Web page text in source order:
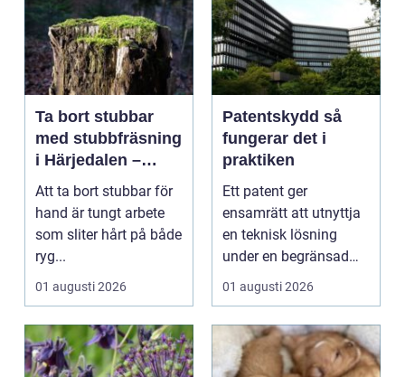
Ta bort stubbar
med stubbfräsning
i Härjedalen –
skonsamt och
effektivt
Att ta bort stubbar för
hand är tungt arbete
som sliter hårt på både
ryg...
01 augusti 2026
Patentskydd så
fungerar det i
praktiken
Ett patent ger
ensamrätt att utnyttja
en teknisk lösning
under en begränsad
tid, oftast 20 år. Rätt ...
01 augusti 2026